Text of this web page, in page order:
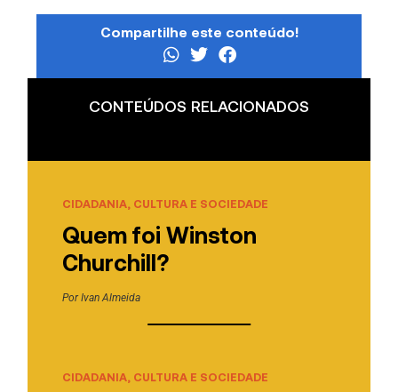
Compartilhe este conteúdo!
CONTEÚDOS RELACIONADOS
CIDADANIA, CULTURA E SOCIEDADE
Quem foi Winston
Churchill?
PorIvan Almeida
CIDADANIA, CULTURA E SOCIEDADE